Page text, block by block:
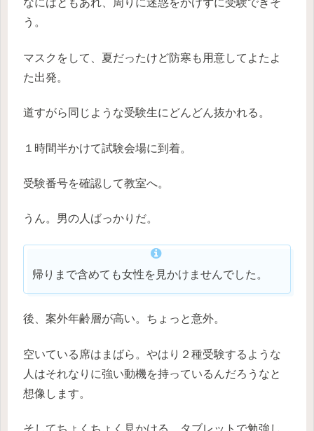
なにはともあれ、周りに迷惑をかけずに受験できそ
う。
マスクをして、夏だったけど防寒も用意してよたよ
た出発。
道すがら同じような受験生にどんどん抜かれる。
１時間半かけて試験会場に到着。
受験番号を確認して教室へ。
うん。男の人ばっかりだ。
帰りまで含めても女性を見かけませんでした。
後、案外年齢層が高い。ちょっと意外。
空いている席はまばら。やはり２種受験するような
人はそれなりに強い動機を持っているんだろうなと
想像します。
そしてちょくちょく見かける、タブレットで勉強し